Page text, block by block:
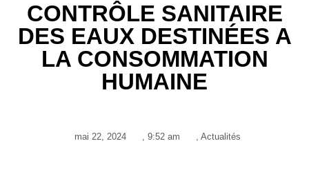
CONTRÔLE SANITAIRE
DES EAUX DESTINÉES A
LA CONSOMMATION
HUMAINE
mai 22, 2024 , 9:52 am , Actualités